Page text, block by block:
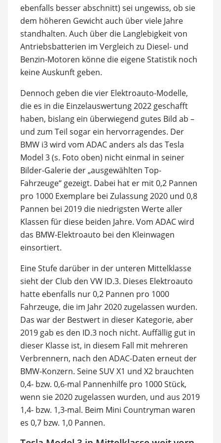
ebenfalls besser abschnitt) sei ungewiss, ob sie
dem höheren Gewicht auch über viele Jahre
standhalten. Auch über die Langlebigkeit von
Antriebsbatterien im Vergleich zu Diesel- und
Benzin-Motoren könne die eigene Statistik noch
keine Auskunft geben.
Dennoch geben die vier Elektroauto-Modelle,
die es in die Einzelauswertung 2022 geschafft
haben, bislang ein überwiegend gutes Bild ab –
und zum Teil sogar ein hervorragendes. Der
BMW i3 wird vom ADAC anders als das Tesla
Model 3 (s. Foto oben) nicht einmal in seiner
Bilder-Galerie der „ausgewählten Top-
Fahrzeuge“ gezeigt. Dabei hat er mit 0,2 Pannen
pro 1000 Exemplare bei Zulassung 2020 und 0,8
Pannen bei 2019 die niedrigsten Werte aller
Klassen für diese beiden Jahre. Vom ADAC wird
das BMW-Elektroauto bei den Kleinwagen
einsortiert.
Eine Stufe darüber in der unteren Mittelklasse
sieht der Club den VW ID.3. Dieses Elektroauto
hatte ebenfalls nur 0,2 Pannen pro 1000
Fahrzeuge, die im Jahr 2020 zugelassen wurden.
Das war der Bestwert in dieser Kategorie, aber
2019 gab es den ID.3 noch nicht. Auffällig gut in
dieser Klasse ist, in diesem Fall mit mehreren
Verbrennern, nach den ADAC-Daten erneut der
BMW-Konzern. Seine SUV X1 und X2 brauchten
0,4- bzw. 0,6-mal Pannenhilfe pro 1000 Stück,
wenn sie 2020 zugelassen wurden, und aus 2019
1,4- bzw. 1,3-mal. Beim Mini Countryman waren
es 0,7 bzw. 1,0 Pannen.